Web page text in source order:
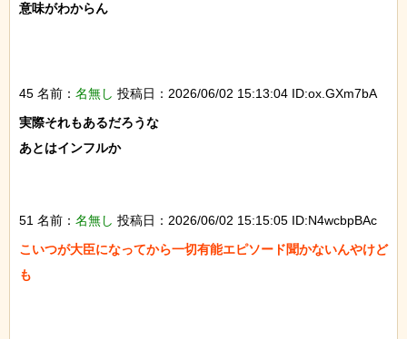
意味がわからん
45 名前： 名無し 投稿日：2026/06/02 15:13:04 ID:ox.GXm7bA
実際それもあるだろうな
あとはインフルか
51 名前： 名無し 投稿日：2026/06/02 15:15:05 ID:N4wcbpBAc
こいつが大臣になってから一切有能エピソード聞かないんやけど
も